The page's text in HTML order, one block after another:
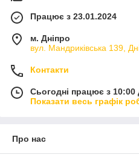
Працює з 23.01.2024
м. Дніпро
вул. Мандриківська 139,
Контакти
Сьогодні працює з 10:00
Показати весь графік
Про нас